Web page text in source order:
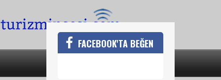
FACEBOOK'TA BEĞEN